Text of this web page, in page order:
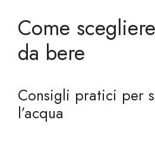
Come
da bere
Consigli pratici per
l’acqua